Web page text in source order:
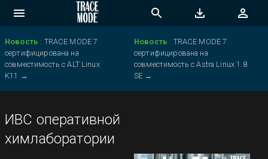
Новость : TRACE MODE 7
сертифицирована на
совместимость с ALT Linux
K11 →
Новость : TRACE MODE 7
сертифицирована на
совместимость с Astra Linux 1.8
SE →
ИВС оперативной
химлаборатории